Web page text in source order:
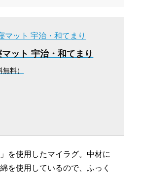
ット 宇治・和てまり
料）
を使用したマイラグ。中材に
を使用しているので、ふっく